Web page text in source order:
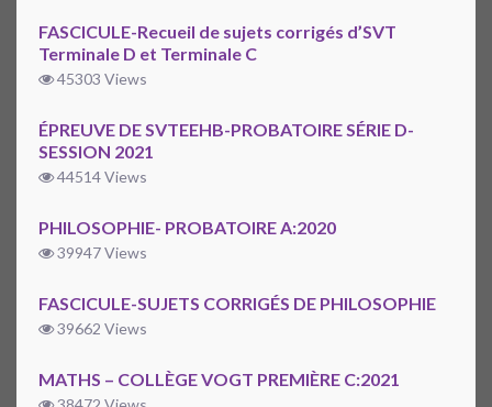
FASCICULE-Recueil de sujets corrigés d’SVT
Terminale D et Terminale C
45303 Views
ÉPREUVE DE SVTEEHB-PROBATOIRE SÉRIE D-
SESSION 2021
44514 Views
PHILOSOPHIE- PROBATOIRE A:2020
39947 Views
FASCICULE-SUJETS CORRIGÉS DE PHILOSOPHIE
39662 Views
MATHS – COLLÈGE VOGT PREMIÈRE C:2021